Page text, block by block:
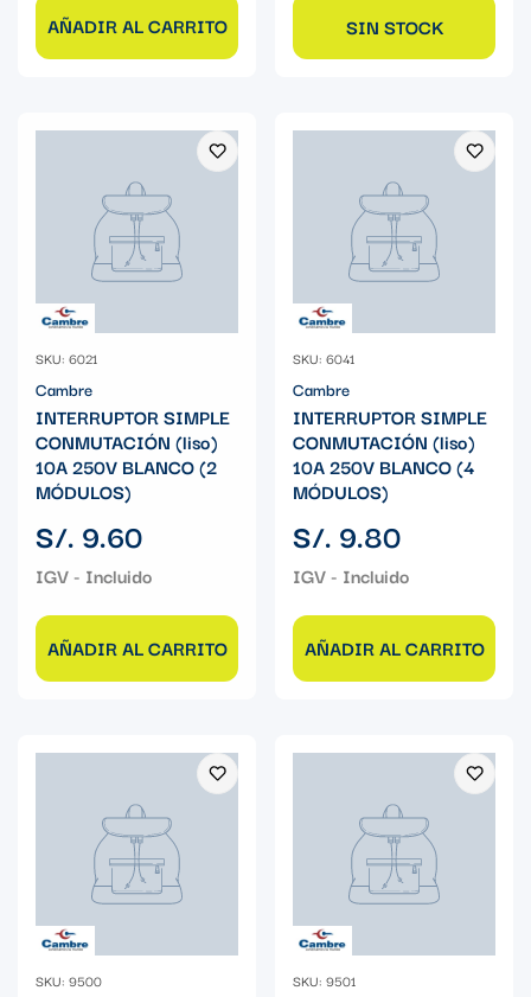
AÑADIR AL CARRITO SIN STOCK
SKU: 6021
Cambre
INTERRUPTOR SIMPLE
CONMUTACIÓN (liso)
10A 250V BLANCO (2
MÓDULOS)
Precio
regular
S/. 9.60
AÑADIR AL CARRITO
SKU: 6041
Cambre
INTERRUPTOR SIMPLE
CONMUTACIÓN (liso)
10A 250V BLANCO (4
MÓDULOS)
Precio
regular
S/. 9.80
AÑADIR AL CARRITO
SKU: 9500 SKU: 9501